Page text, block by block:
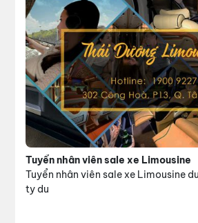
Tuyển nhân viên sale xe Limousine
Tuyển nhân viên sale xe Limousine
ty du